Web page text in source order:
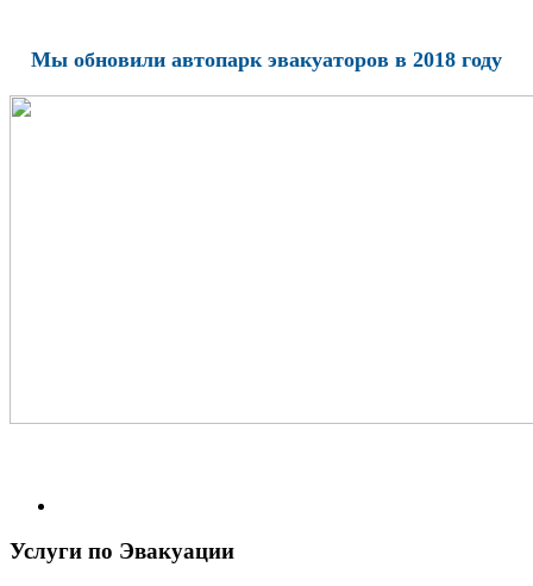
Мы обновили автопарк эвакуаторов в 2018 году
Услуги по Эвакуации